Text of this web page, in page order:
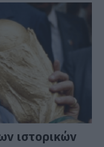
ιστορικών